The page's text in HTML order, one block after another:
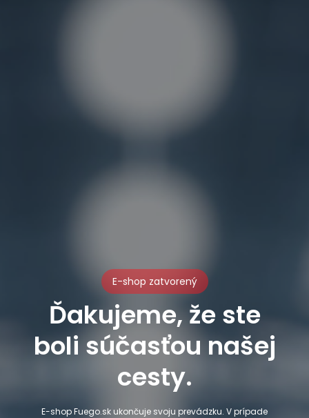
E-shop zatvorený
Ďakujeme, že ste
boli súčasťou našej
cesty.
E-shop Fuego.sk ukončuje svoju prevádzku. V prípade